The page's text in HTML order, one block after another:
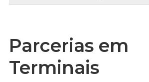
Parcerias em
Terminais